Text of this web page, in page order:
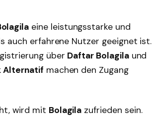
eine leistungsstarke und
auch erfahrene Nutzer geeignet ist.
über Daftar Bolagilaund
Alternatif machen den Zugang
wird mit Bolagila zufrieden sein.